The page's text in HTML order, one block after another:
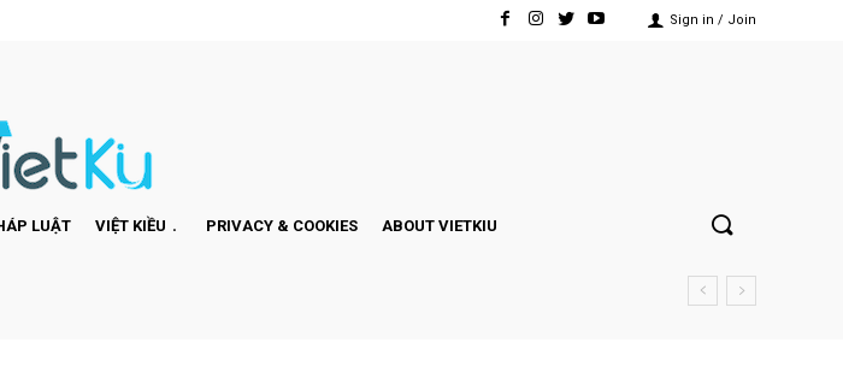
Sign in / Join
LUẬT VIỆT KIỀU PRIVACY & COOKIES ABOUT VIETKIU